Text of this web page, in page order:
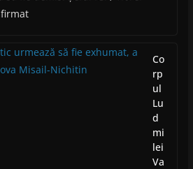
Co
rp
ul
Lu
d
mi
lei
Va